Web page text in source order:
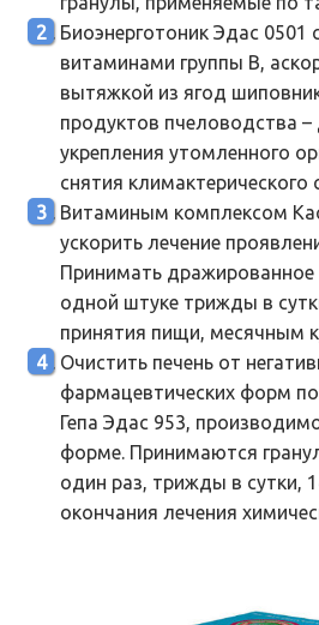
Биоэнерготоник Эдас 0501
витаминами группы B,
вытяжкой из ягод
продуктов пчеловодства
укрепления утомленного
снятия климактерического
Витаминым комплексом
ускорить лечение
Принимать дражированное
одной штуке трижды в
принятия пищи, месячным
Очистить печень от
фармацевтических форм
Гепа Эдас 953,
форме. Принимаются
один раз, трижды в сутки,
окончания лечения